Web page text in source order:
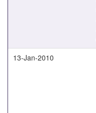
13-Jan-2010